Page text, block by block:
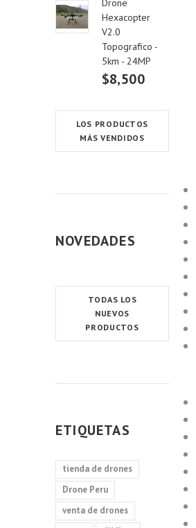
Drone
Hexacopter
V2.0
Topografico -
5km - 24MP
$8,500
LOS PRODUCTOS
MÁS VENDIDOS
NOVEDADES
TODAS LOS
NUEVOS
PRODUCTOS
ETIQUETAS
tienda de drones
Drone Peru
venta de drones